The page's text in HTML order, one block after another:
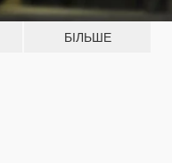
БІЛЬШЕ